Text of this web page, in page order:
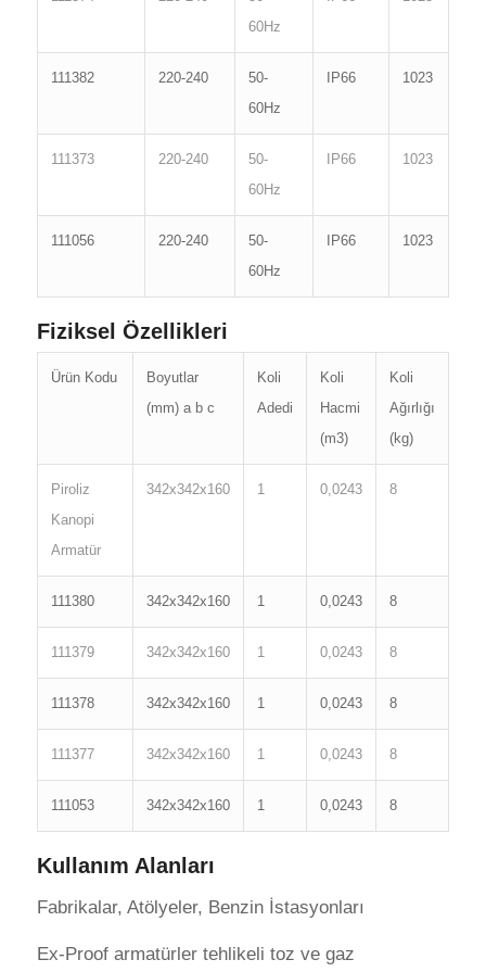
60Hz
111382 220-240
50-
60Hz
IP66 1023
111373 220-240
50-
60Hz
IP66 1023
111056 220-240
50-
60Hz
IP66 1023
Fiziksel Özellikleri
Ürün Kodu
Boyutlar
(mm) a b c
Koli
Adedi
Koli
Hacmi
(m3)
Koli
Ağırlığı
(kg)
Piroliz
Kanopi
Armatür
342x342x160 1 0,0243 8
111380 342x342x160 1 0,0243 8
111379 342x342x160 1 0,0243 8
111378 342x342x160 1 0,0243 8
111377 342x342x160 1 0,0243 8
111053 342x342x160 1 0,0243 8
Kullanım Alanları
Fabrikalar, Atölyeler, Benzin İstasyonları
Ex-Proof armatürler tehlikeli toz ve gaz